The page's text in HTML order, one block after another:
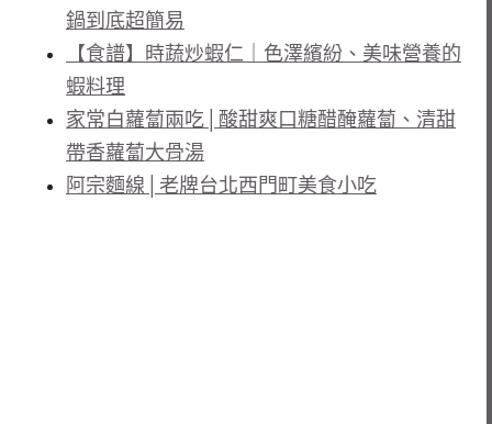
鍋到底超簡易
【食譜】時蔬炒蝦仁｜色澤繽紛、美味營養的
蝦料理
家常白蘿蔔兩吃│酸甜爽口糖醋醃蘿蔔、清甜
帶香蘿蔔大骨湯
阿宗麵線│老牌台北西門町美食小吃